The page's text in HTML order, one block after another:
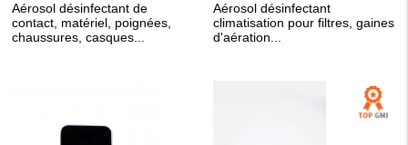
Aérosol désinfectant de
contact, matériel, poignées,
chaussures, casques...
Aérosol désinfectant
climatisation pour filtres, gaines
d'aération...